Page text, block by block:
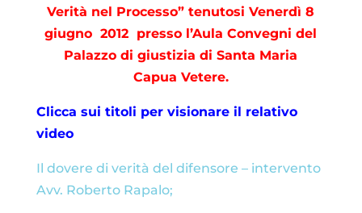
Verità nel Processo” tenutosi Venerdì 8
giugno 2012 presso l’Aula Convegni del
Palazzo di giustizia di Santa Maria
Capua Vetere.
Clicca sui titoli per visionare il relativo
video
Il dovere di verità del difensore – intervento
Avv. Roberto Rapalo;